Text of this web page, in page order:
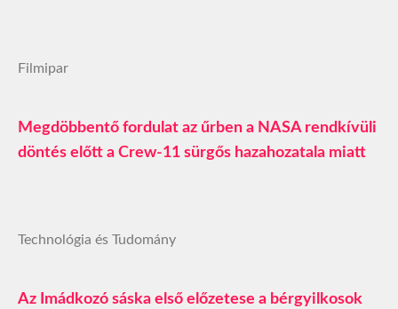
Filmipar
Megdöbbentő fordulat az űrben a NASA rendkívüli
döntés előtt a Crew-11 sürgős hazahozatala miatt
Technológia és Tudomány
Az Imádkozó sáska első előzetese a bérgyilkosok